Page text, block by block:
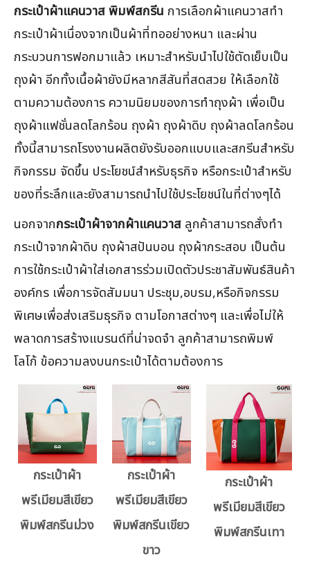
กระเป๋าผ้าแคนวาส พิมพ์สกรีน การเลือกผ้าแคนวาสทำ
กระเป๋าผ้าเนื่องจากเป็นผ้าที่ทออย่างหนา และผ่าน
กระบวนการฟอกมาแล้ว เหมาะสำหรับนำไปใช้ตัดเย็บเป็น
ถุงผ้า อีกทั้งเนื้อผ้ายังมีหลากสีสันที่สดสวย ให้เลือกใช้
ตามความต้องการ ความนิยมของการทำถุงผ้า เพื่อเป็น
ถุงผ้าแฟชั่นลดโลกร้อน ถุงผ้า ถุงผ้าดิบ ถุงผ้าลดโลกร้อน
ทั้งนี้สามารถโรงงานผลิตยังรับออกแบบและสกรีนสำหรับ
กิจกรรม จัดขึ้น ประโยชน์สำหรับธุรกิจ หรือกระเป๋าสำหรับ
ของที่ระลึกและยังสามารถนำไปใช้ประโยชน์ในที่ต่างๆได้
นอกจากกระเป๋าผ้าจากผ้าแคนวาส ลูกค้าสามารถสั่งทำ
กระเป๋าจากผ้าดิบ ถุงผ้าสปันบอน ถุงผ้ากระสอบ เป็นต้น
การใช้กระเป๋าผ้าใส่เอกสารร่วมเปิดตัวประชาสัมพันธ์สินค้า
องค์กร เพื่อการจัดสัมมนา ประชุม,อบรม,หรือกิจกรรม
พิเศษเพื่อส่งเสริมธุรกิจ ตามโอกาสต่างๆ และเพื่อไม่ให้
พลาดการสร้างแบรนด์ที่น่าจดจำ ลูกค้าสามารถพิมพ์
โลโก้ ข้อความลงบนกระเป๋าได้ตามต้องการ
กระเป๋าผ้า
พรีเมียมสีเขียว
พิมพ์สกรีนม่วง
กระเป๋าผ้า
พรีเมียมสีเขียว
พิมพ์สกรีนเขียว
ขาว
กระเป๋าผ้า
พรีเมียมสีเขียว
พิมพ์สกรีนเทา